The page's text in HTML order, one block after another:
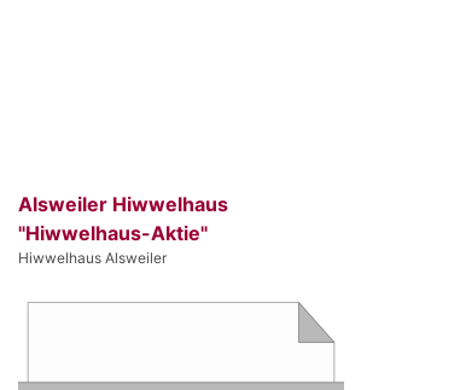
Alsweiler Hiwwelhaus
"Hiwwelhaus-Aktie"
Hiwwelhaus Alsweiler